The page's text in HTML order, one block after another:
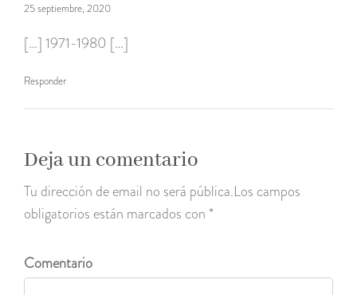
25 septiembre, 2020
[…] 1971-1980 […]
Responder
Deja un comentario
Tu dirección de email no será pública.Los campos
obligatorios están marcados con *
Comentario